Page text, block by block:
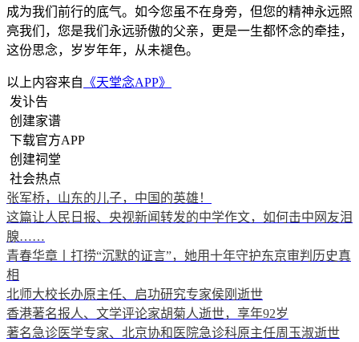
成为我们前行的底气。如今您虽不在身旁，但您的精神永远照
亮我们，您是我们永远骄傲的父亲，更是一生都怀念的牵挂，
这份思念，岁岁年年，从未褪色。
以上内容来自 《天堂念APP》
发讣告
创建家谱
下载官方APP
创建祠堂
社会热点
张军桥，山东的儿子，中国的英雄！
这篇让人民日报、央视新闻转发的中学作文，如何击中网友泪
腺……
青春华章丨打捞“沉默的证言”，她用十年守护东京审判历史真
相
北师大校长办原主任、启功研究专家侯刚逝世
香港著名报人、文学评论家胡菊人逝世，享年92岁
著名急诊医学专家、北京协和医院急诊科原主任周玉淑逝世